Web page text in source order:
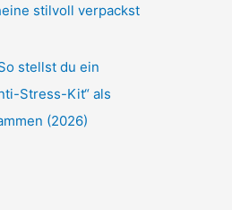
stilvoll verpackst
stellst du ein
Stress-Kit“ als
(2026)